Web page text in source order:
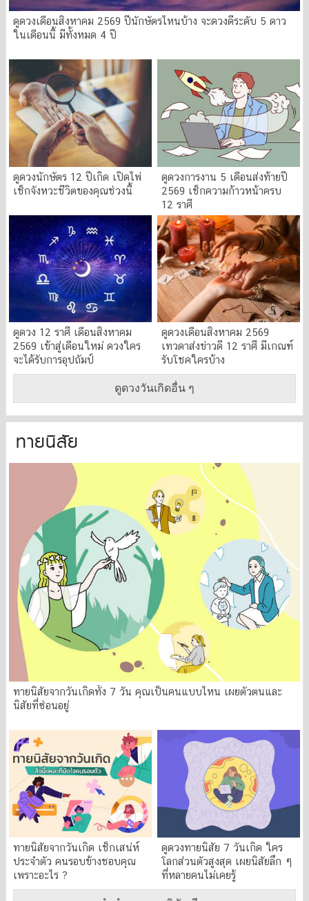
ดูดวงเดือนสิงหาคม 2569 ปีนักษัตรไหนบ้าง จะดวงดีระดับ 5 ดาว
ในเดือนนี้ มีทั้งหมด 4 ปี
ดูดวงนักษัตร 12 ปีเกิด เปิดไพ่
เช็กจังหวะชีวิตของคุณช่วงนี้
ดูดวงการงาน 5 เดือนส่งท้ายปี
2569 เช็กความก้าวหน้าครบ
12 ราศี
ดูดวง 12 ราศี เดือนสิงหาคม
2569 เข้าสู่เดือนใหม่ ดวงใคร
จะได้รับการอุปถัมป์
ดูดวงเดือนสิงหาคม 2569
เทวดาส่งข่าวดี 12 ราศี มีเกณฑ์
รับโชคใครบ้าง
ดูดวงวันเกิดอื่น ๆ
ทายนิสัย
ทายนิสัยจากวันเกิดทั้ง 7 วัน คุณเป็นคนแบบไหน เผยตัวตนและ
นิสัยที่ซ่อนอยู่
ทายนิสัยจากวันเกิด เช็กเสน่ห์
ประจำตัว คนรอบข้างชอบคุณ
เพราะอะไร ?
ดูดวงทายนิสัย 7 วันเกิด ใคร
โลกส่วนตัวสูงสุด เผยนิสัยลึก ๆ
ที่หลายคนไม่เคยรู้